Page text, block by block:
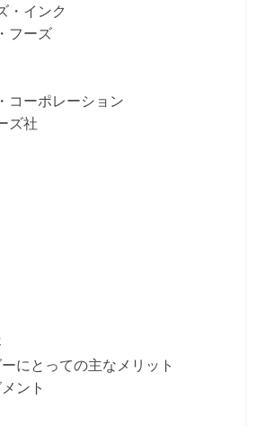
・インク
フーズ
コーポレーション
ズ社
にとっての主なメリット
ント